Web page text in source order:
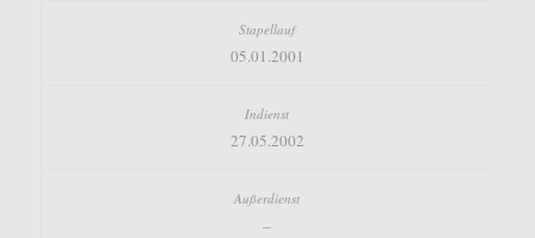
05.01.2001
27.05.2002
–